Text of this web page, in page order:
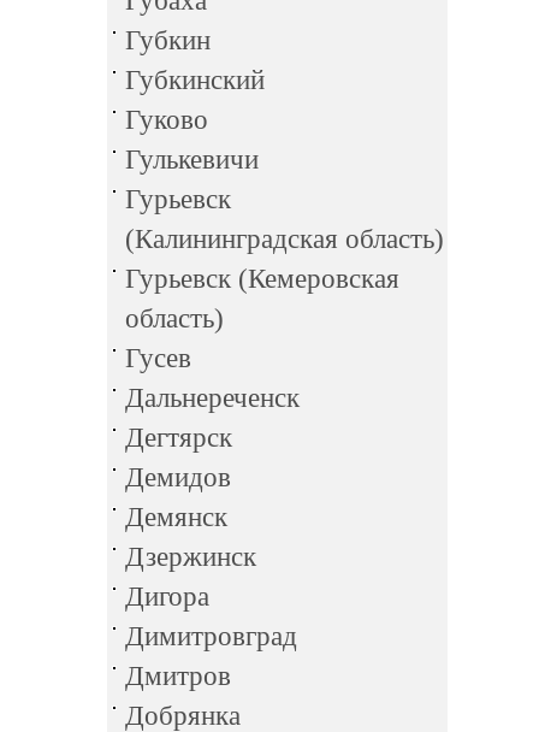
Губкин
Губкинский
Гуково
Гулькевичи
Гурьевск
(Калининградская область)
Гурьевск (Кемеровская
область)
Гусев
Дальнереченск
Дегтярск
Демидов
Демянск
Дзержинск
Дигора
Димитровград
Дмитров
Добрянка